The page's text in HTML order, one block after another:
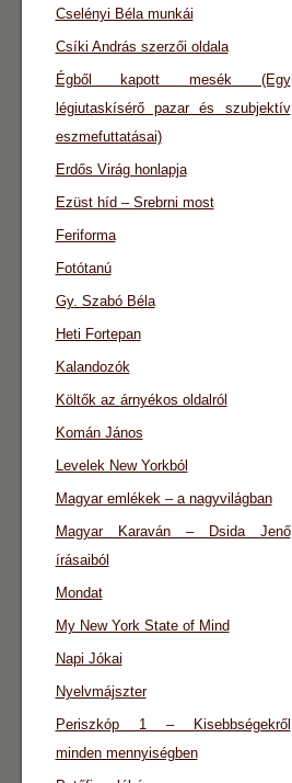
Cselényi Béla munkái
Csíki András szerzői oldala
Égből kapott mesék (Egy
légiutaskísérő pazar és szubjektív
eszmefuttatásai)
Erdős Virág honlapja
Ezüst híd – Srebrni most
Feriforma
Fotótanú
Gy. Szabó Béla
Heti Fortepan
Kalandozók
Költők az árnyékos oldalról
Komán János
Levelek New Yorkból
Magyar emlékek – a nagyvilágban
Magyar Karaván – Dsida Jenő
írásaiból
Mondat
My New York State of Mind
Napi Jókai
Nyelvmájszter
Periszkóp 1 – Kisebbségekről
minden mennyiségben